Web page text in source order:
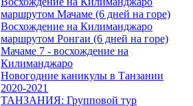
маршрутом Мачаме (6 дней на горе)
Восхождение на Килиманджаро
маршрутом Ронгаи (6 дней на горе)
Мачаме 7 - восхождение на
Килиманджаро
Новогодние каникулы в Танзании
2020-2021
ТАНЗАНИЯ: Групповой тур